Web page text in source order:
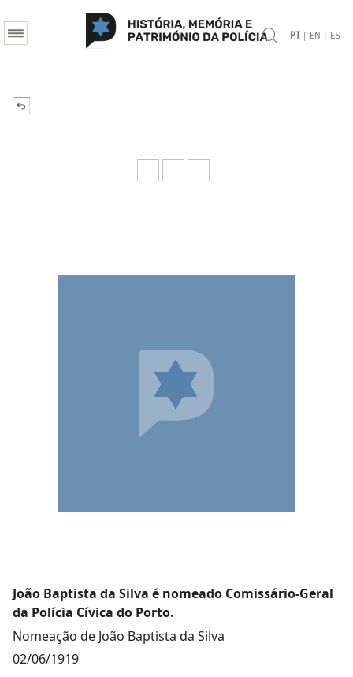
PT | EN | ES
João Baptista da Silva é nomeado Comissário-Geral
da Polícia Cívica do Porto.
Nomeação de João Baptista da Silva
02/06/1919